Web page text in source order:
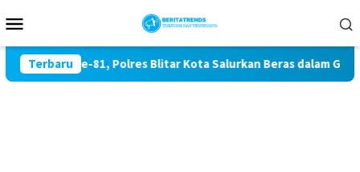
ke
Mobile
Terbaru
RI ke-81, Polres Blitar Kota Salurkan Beras dalam Gerakan